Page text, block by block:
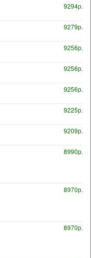
9294р.
9279р.
9256р.
9256р.
9256р.
9225р.
9209р.
8990р.
8970р.
8970р.